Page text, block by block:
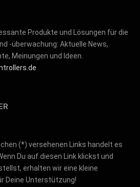
Produkte und Lösungen für die
-überwachung: Aktuelle News,
Meinungen und Ideen.
(*) versehenen Links handelt es
Du auf diesen Link klickst und
erhalten wir eine kleine
Deine Unterstützung!